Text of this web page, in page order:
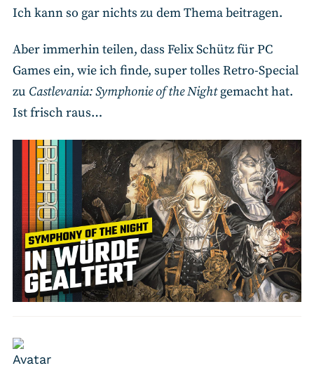
Ich kann so gar nichts zu dem Thema beitragen.
Aber immerhin teilen, dass Felix Schütz für PC
Games ein, wie ich finde, super tolles Retro-Special
zu Castlevania: Symphonie of the Nightgemacht hat.
Ist frisch raus…